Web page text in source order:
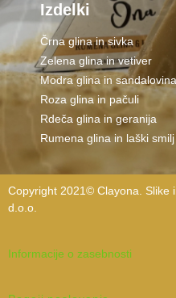
Izdelki
Črna glina in sivka
Zelena glina in vetiver
Modra glina in sandalovina
Roza glina in pačuli
Rdeča glina in geranija
Rumena glina in laški smilj
Copyright 2021© Clayona. Slike
d.o.o.
Informacije o zasebnosti